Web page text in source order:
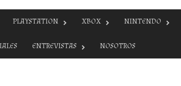
PLAYSTATION XBOX NINTENDO
ENTREVISTAS NOSOTROS